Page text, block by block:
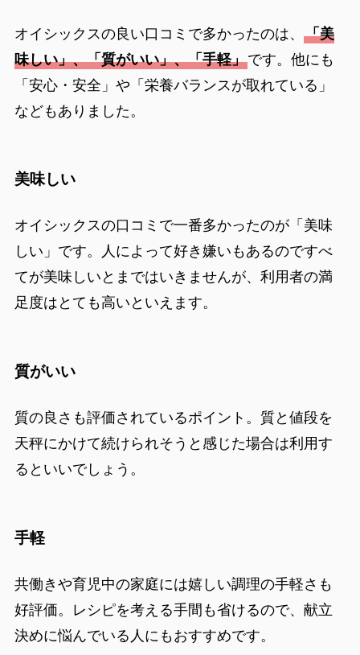
オイシックスの良い口コミで多かったのは、 「美
味しい」、「質がいい」、「手軽」です。他にも
「安心・安全」や「栄養バランスが取れている」
などもありました。
美味しい
オイシックスの口コミで一番多かったのが「美味
しい」です。人によって好き嫌いもあるのですべ
てが美味しいとまではいきませんが、利用者の満
足度はとても高いといえます。
質がいい
質の良さも評価されているポイント。質と値段を
天秤にかけて続けられそうと感じた場合は利用す
るといいでしょう。
手軽
共働きや育児中の家庭には嬉しい調理の手軽さも
好評価。レシピを考える手間も省けるので、献立
決めに悩んでいる人にもおすすめです。